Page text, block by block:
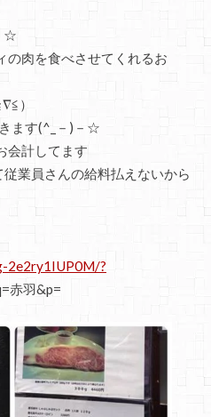
☆
の肉を食べさせてくれるお
）
ます(^_－)－☆
会計してます
業員さんの給料払えないから
2e2ry1IUP0M/?
赤羽&p=